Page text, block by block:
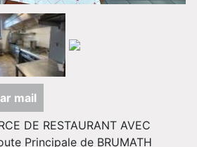
mail
DE RESTAURANT AVEC
Principale de BRUMATH